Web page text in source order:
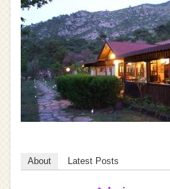
About Latest Posts